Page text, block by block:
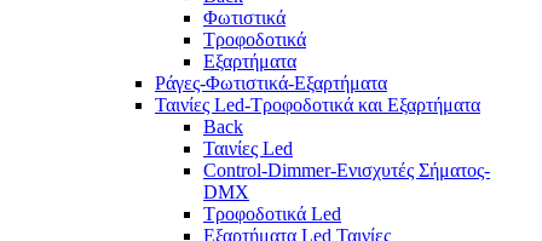
Φωτιστικά
Τροφοδοτικά
Εξαρτήματα
Ράγες-Φωτιστικά-Εξαρτήματα
Ταινίες Led-Τροφοδοτικά και Εξαρτήματα
Back
Ταινίες Led
Control-Dimmer-Ενισχυτές Σήματος-
DMX
Τροφοδοτικά Led
Εξαρτήματα Led Ταινίες